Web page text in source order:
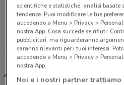
Corso Romania, 460
23.6 km
APERTO
Altri volantini nelle
scientifiche e statistiche, analisi basate
tendenze. Puoi modificare le tue
accedendo a Menu > Privacy >
nostra App. Cosa succede se rifiuti:
pubblicitari, ma riguarderanno
saranno rilevanti per i tuoi interessi.
accedendo a Menu > Privacy >
nostra App.
Noi e i nostri partner